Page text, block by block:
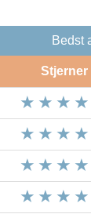
Bedst
Stjerner